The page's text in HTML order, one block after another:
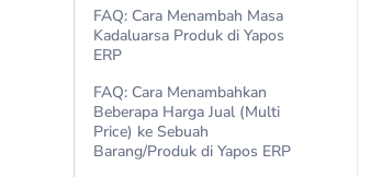
FAQ: Cara Menambah Masa
Kadaluarsa Produk di Yapos
ERP
FAQ: Cara Menambahkan
Beberapa Harga Jual (Multi
Price) ke Sebuah
Barang/Produk di Yapos ERP